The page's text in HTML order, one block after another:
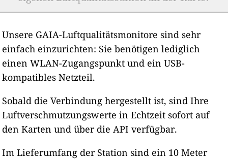
Unsere GAIA-Luftqualitätsmonitore sind sehr
einfach einzurichten: Sie benötigen lediglich
einen WLAN-Zugangspunkt und ein USB-
kompatibles Netzteil.
Sobald die Verbindung hergestellt ist, sind Ihre
Luftverschmutzungswerte in Echtzeit sofort auf
den Karten und über die API verfügbar.
Im Lieferumfang der Station sind ein 10 Meter